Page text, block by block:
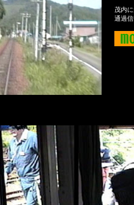
茂内
通過